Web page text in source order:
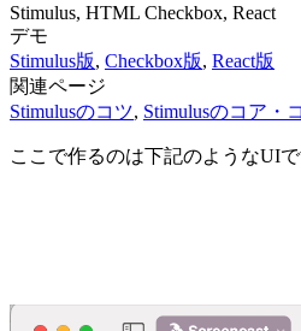
Stimulus, HTML Checkbox, React
デモ
Stimulus版, Checkbox版, React版
関連ページ
Stimulusのコツ, Stimulusのコア・
ここで作るのは下記のようなUIで